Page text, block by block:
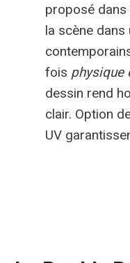
proposé dans
la scène dans
fois physique
dessin rend
clair. Option
UV